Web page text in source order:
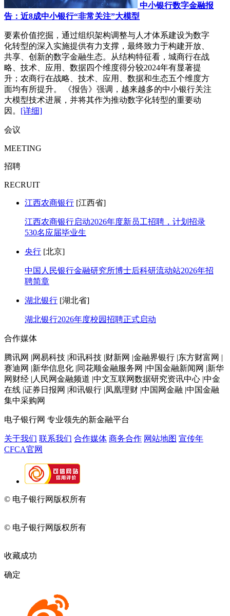
中小银行数字金融报
告：近8成中小银行“非常关注”大模型
要素价值挖掘，通过组织架构调整与人才体系建设为数字
化转型的深入实施提供有力支撑，最终致力于构建开放、
共享、创新的数字金融生态。从结构特征看，城商行在战
略、技术、应用、数据四个维度得分较2024年有显著提
升；农商行在战略、技术、应用、数据和生态五个维度方
面均有所提升。 《报告》强调，越来越多的中小银行关注
大模型技术进展，并将其作为推动数字化转型的重要动
因。 [详细]
会议
MEETING
招聘
RECRUIT
江西农商银行 [江西省]
江西农商银行启动2026年度新员工招聘，计划招录
530名应届毕业生
央行 [北京]
中国人民银行金融研究所博士后科研流动站2026年招
聘简章
湖北银行 [湖北省]
湖北银行2026年度校园招聘正式启动
合作媒体
腾讯网 |网易科技 |和讯科技 |财新网 |金融界银行 |东方财富网 |
赛迪网 |新华信息化 |同花顺金融服务网 |中国金融新闻网 |新华
网财经 |人民网金融频道 |中文互联网数据研究资讯中心 |中金
在线 |证券日报网 |和讯银行 |凤凰理财 |中国网金融 |中国金融
集中采购网
电子银行网 专业领先的新金融平台
关于我们 联系我们 合作媒体 商务合作 网站地图 宣传年
CFCA官网
© 电子银行网版权所有
© 电子银行网版权所有
收藏成功
确定